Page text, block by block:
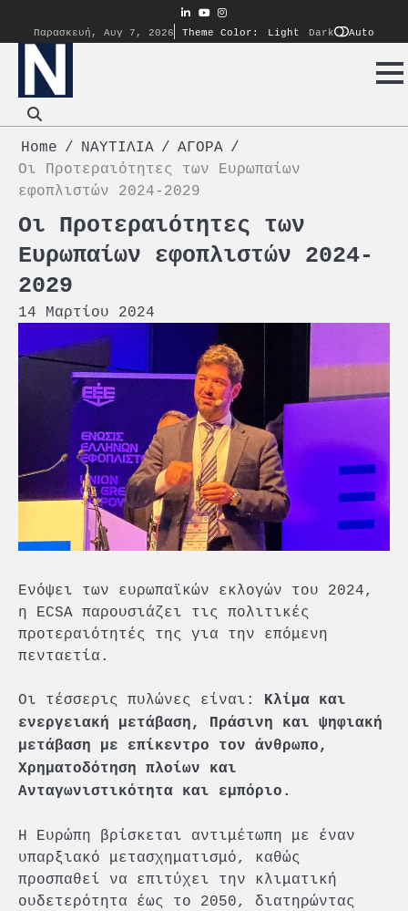
content
linkedin
youtube
instagram
Παρασκευή, Αυγ 7, 2026
Theme Color: Light Dark Auto
Home ΝΑΥΤΙΛΙΑ
ΑΓΟΡΑ
Οι Προτεραιότητες των Ευρωπαίων
εφοπλιστών 2024-2029
Οι Προτεραιότητες των
Ευρωπαίων εφοπλιστών 2024-
2029
14 Μαρτίου 2024
Ενόψει των ευρωπαϊκών εκλογών του 2024,
η ECSA παρουσιάζει τις πολιτικές
προτεραιότητές της για την επόμενη
πενταετία.
Οι τέσσερις πυλώνες είναι: Κλίμα και
ενεργειακή μετάβαση, Πράσινη και ψηφιακή
μετάβαση με επίκεντρο τον άνθρωπο,
Χρηματοδότηση πλοίων και
Ανταγωνιστικότητα και εμπόριο.
Η Ευρώπη βρίσκεται αντιμέτωπη με έναν
υπαρξιακό μετασχηματισμό, καθώς
προσπαθεί να επιτύχει την κλιματική
ουδετερότητα έως το 2050, διατηρώντας